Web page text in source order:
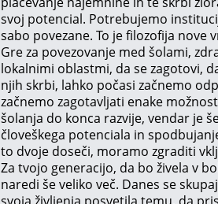
svoj potencial. Potrebujemo
sabo povezane. To je filozofija nove
Gre za povezovanje med šolami,
lokalnimi oblastmi, da se zagotovi,
njih skrbi, lahko počasi začnemo
začnemo zagotavljati enake
šolanja do konca razvije, vendar je
človeškega potenciala in
to dvoje doseči, moramo zgraditi
Za tvojo generacijo, da bo živela v
naredi še veliko več. Danes se